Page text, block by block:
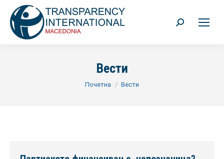
Search:
Вести
You are here:
Почетна Вести